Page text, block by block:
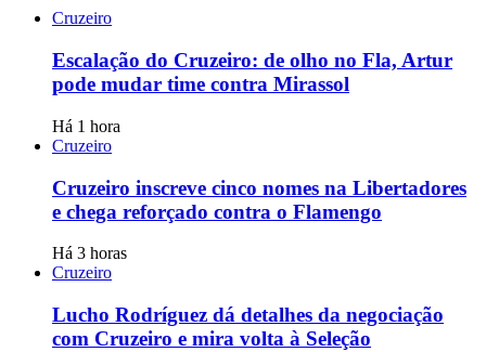
Cruzeiro
Escalação do Cruzeiro: de olho no Fla, Artur
pode mudar time contra Mirassol
Há 1 hora
Cruzeiro
Cruzeiro inscreve cinco nomes na Libertadores
e chega reforçado contra o Flamengo
Há 3 horas
Cruzeiro
Lucho Rodríguez dá detalhes da negociação
com Cruzeiro e mira volta à Seleção